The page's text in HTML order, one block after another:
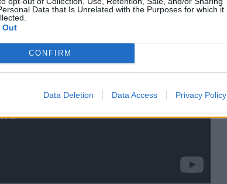
Data that Is Unrelated with the Purposes for which it
Out
CONFIRM
Data Deletion Data Access Privacy Policy